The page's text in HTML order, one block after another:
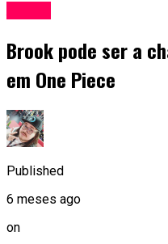
Brook pode ser a
em One Piece
Published
6 meses ago
on